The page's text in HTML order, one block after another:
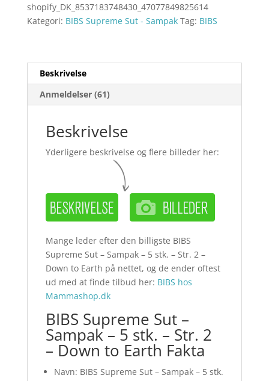
shopify_DK_8537183748430_47077849825614
Kategori: BIBS Supreme Sut - Sampak Tag: BIBS
Beskrivelse
Anmeldelser (61)
Beskrivelse
Yderligere beskrivelse og flere billeder her:
Mange leder efter den billigste BIBS
Supreme Sut – Sampak – 5 stk. – Str. 2 –
Down to Earth på nettet, og de ender oftest
ud med at finde tilbud her: BIBS hos
Mammashop.dk
BIBS Supreme Sut –
Sampak – 5 stk. – Str. 2
– Down to Earth Fakta
Navn: BIBS Supreme Sut – Sampak – 5 stk.